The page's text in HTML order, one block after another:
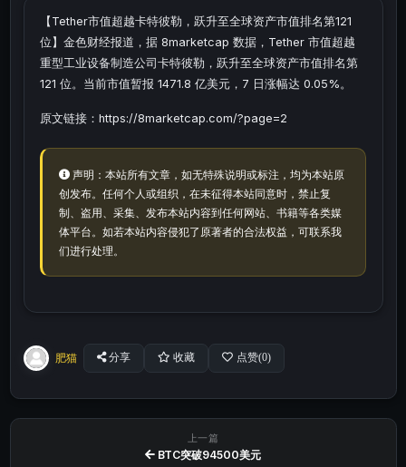
【Tether市值超越卡特彼勒，跃升至全球资产市值排名第121
位】金色财经报道，据 8marketcap 数据，Tether 市值超越
重型工业设备制造公司卡特彼勒，跃升至全球资产市值排名第
121 位。当前市值暂报 1471.8 亿美元，7 日涨幅达 0.05%。
原文链接：https://8marketcap.com/?page=2
声明：本站所有文章，如无特殊说明或标注，均为本站原
创发布。任何个人或组织，在未征得本站同意时，禁止复
制、盗用、采集、发布本站内容到任何网站、书籍等各类媒
体平台。如若本站内容侵犯了原著者的合法权益，可联系我
们进行处理。
肥猫 分享 收藏 点赞(0)
上一篇
BTC突破94500美元